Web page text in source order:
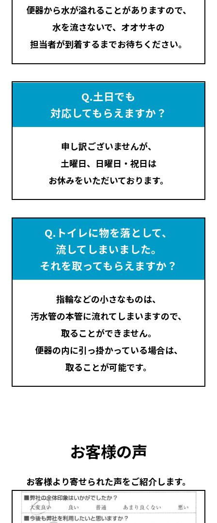
便器から水が溢れることがありますので、
水を流さないで、オオサキの
担当者が到着するまでお待ちください。
Q.土日でも
対応してもらえますか？
申し訳ございませんが、
土曜日、日曜日・祝日は
お休みをいただいております。
Q.トイレに物を落として、
流してしまいました。
それを取ってもらえますか？
指輪などの小さなものは、
汚水管の本管に流れてしまいますので、
取ることができません。
便器の内に引っ掛かっている場合は、
取ることが可能です。
お客様の声
お客様より寄せられた声をご紹介します。